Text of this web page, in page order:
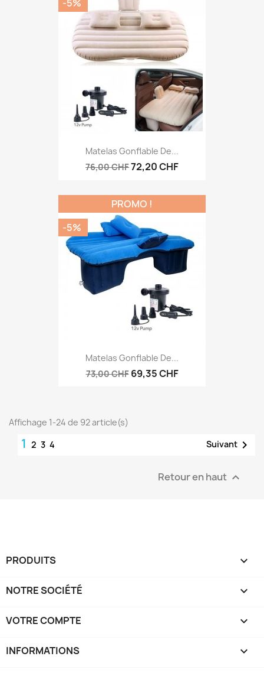
Matelas Gonflable De...
76,00 CHF72,20 CHF
-5%
Matelas Gonflable De...
73,00 CHF 69,35 CHF
PROMO !
-5%
Affichage 1-24 de 92 article(s)
1 2 3 4 Suivant 
Retour en haut 
PRODUITS 
NOTRE SOCIÉTÉ 
VOTRE COMPTE 
INFORMATIONS keyboard_arrow_down